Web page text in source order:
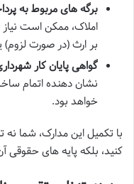
برگه های مربوط به
املاک، ممکن است
بر ارث (در صورت لزوم)
گواهی پایان کار
نشان دهنده اتمام
خواهد بود.
با تکمیل این مدارک، شما نه
کنید، بلکه پایه های حقوقی